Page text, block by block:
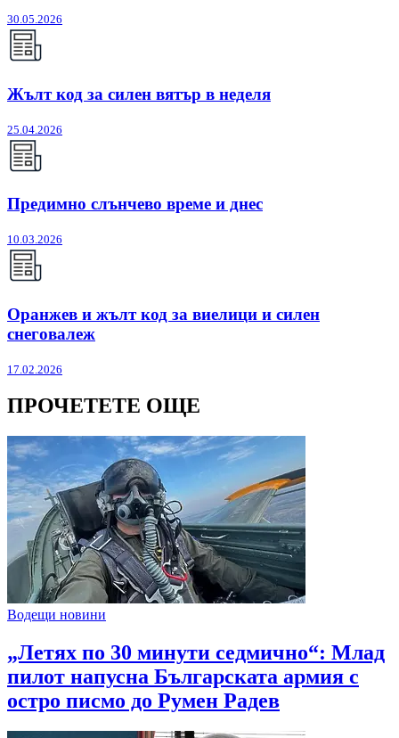
30.05.2026
Жълт код за силен вятър в неделя
25.04.2026
Предимно слънчево време и днес
10.03.2026
Оранжев и жълт код за виелици и силен
снеговалеж
17.02.2026
ПРОЧЕТЕТЕ ОЩЕ
Водещи новини
„Летях по 30 минути седмично“: Млад
пилот напусна Българската армия с
остро писмо до Румен Радев